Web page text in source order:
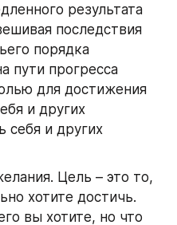
результата
последствия
порядка
пути прогресса
для достижения
и других
себя и других
Цель – это то,
хотите достичь.
вы хотите, но что